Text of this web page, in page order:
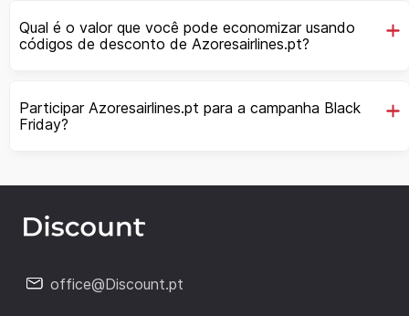
Qual é o valor que você pode economizar usando
códigos de desconto de Azoresairlines.pt?
Participar Azoresairlines.pt para a campanha Black
Friday?
office@Discount.pt